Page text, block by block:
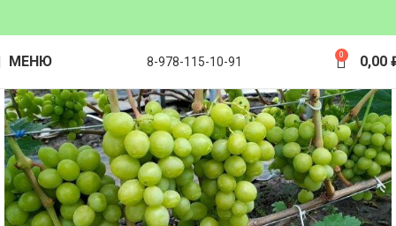
МЕНЮ 8-978-115-10-91 0 0,00